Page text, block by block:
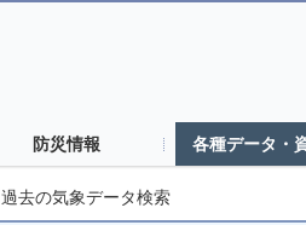
防災情報 各種データ・
過去の気象データ検索